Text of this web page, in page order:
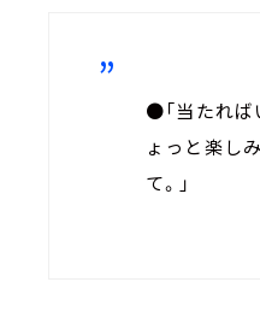
●「当たれば
ょっと楽し
て。」